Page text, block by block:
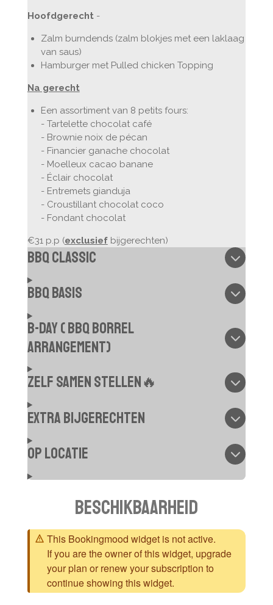
Hoofdgerecht-
Zalm burndends (zalm blokjes met een laklaag
van saus)
Hamburger met Pulled chicken Topping
Na gerecht
Een assortiment van 8 petits fours:
- Tartelette chocolat café
- Brownie noix de pécan
- Financier ganache chocolat
- Moelleux cacao banane
- Éclair chocolat
- Entremets gianduja
- Croustillant chocolat coco
- Fondant chocolat
€31 p.p (exclusiefbijgerechten)
BBQ classic
BBQ Basis
B-day ( BBQ borrel
arrangement)
Zelf samen stellen🔥
Extra bijgerechten
Op locatie
beschikbaarheid